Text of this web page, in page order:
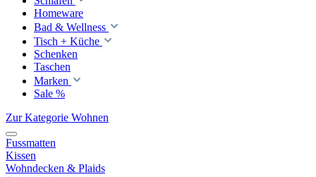
Homeware
Bad & Wellness
Tisch + Küche
Schenken
Taschen
Marken
Sale %
Zur Kategorie Wohnen
Fussmatten
Kissen
Wohndecken & Plaids